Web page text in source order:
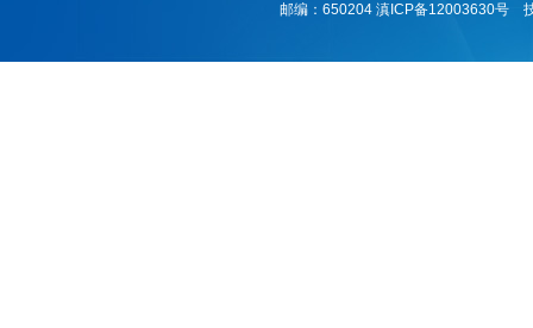
邮编：650204 滇ICP备12003630号技